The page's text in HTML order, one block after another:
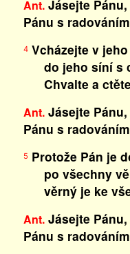
Ant.Jásejte Pánu,
Pánu s
4Vcházejte v
do jeho síní s
Chvalte a
Ant.Jásejte Pánu,
Pánu s
5 Protože Pán je
po všechny
věrný je ke
Ant.Jásejte Pánu,
Pánu s